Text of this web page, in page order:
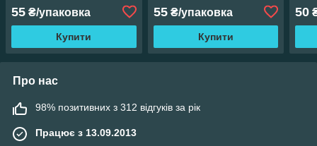
55 ₴/упаковка
Купити
55₴/упаковка
Купити
50
Про нас
98% позитивних з 312 відгуків за рік
Працює з 13.09.2013